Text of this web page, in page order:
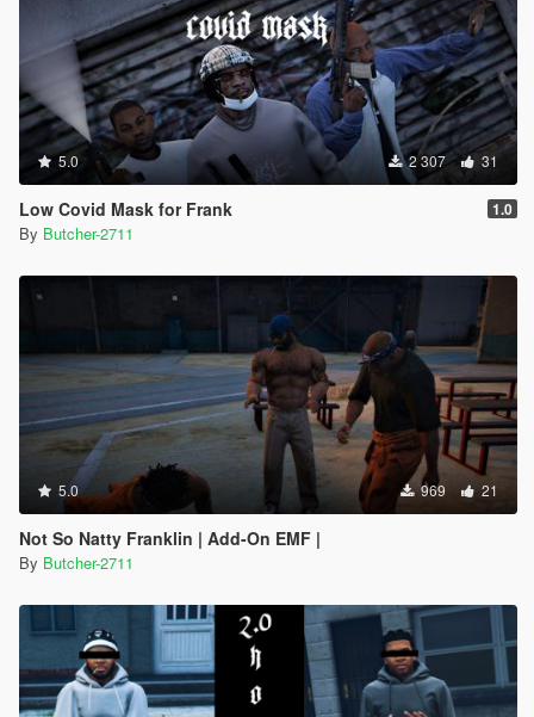
5.0 2 307 31
Low Covid Mask for Frank 1.0
By Butcher-2711
5.0 969 21
Not So Natty Franklin | Add-On EMF |
By Butcher-2711